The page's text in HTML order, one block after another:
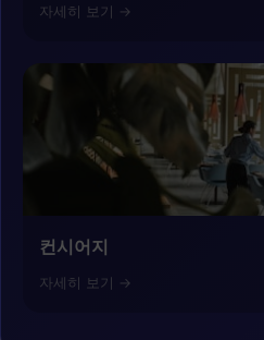
자세히 보기 →
컨시어지
자세히 보기 →